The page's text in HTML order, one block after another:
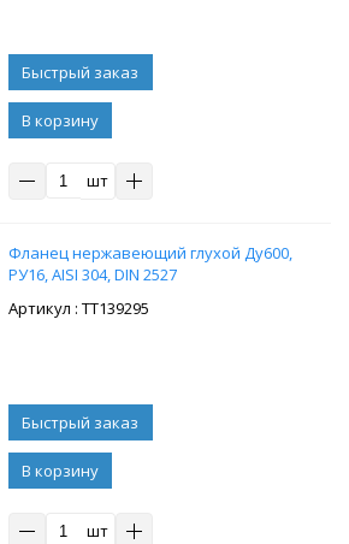
В корзину
шт
Фланец нержавеющий глухой Ду600,
РУ16, AISI 304, DIN 2527
: ТТ139295
В корзину
шт